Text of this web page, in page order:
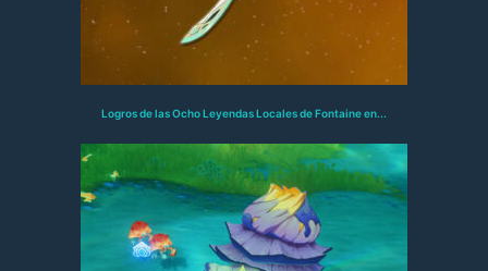
Logros de las Ocho Leyendas Locales de Fontaine en...